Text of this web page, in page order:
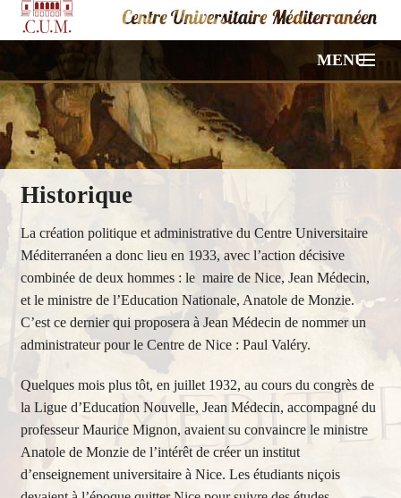
MENU
ACCUEIL
NOS CONFÉRENCES
VIDÉOS
PHOTOS
À PROPOS
CONTACT
Historique
La création politique et administrative du Centre Universitaire
Méditerranéen a donc lieu en 1933, avec l’action décisive
combinée de deux hommes : le maire de Nice, Jean Médecin,
et le ministre de l’Education Nationale, Anatole de Monzie.
C’est ce dernier qui proposera à Jean Médecin de nommer un
administrateur pour le Centre de Nice : Paul Valéry.
Quelques mois plus tôt, en juillet 1932, au cours du congrès de
la Ligue d’Education Nouvelle, Jean Médecin, accompagné du
professeur Maurice Mignon, avaient su convaincre le ministre
Anatole de Monzie de l’intérêt de créer un institut
d’enseignement universitaire à Nice. Les étudiants niçois